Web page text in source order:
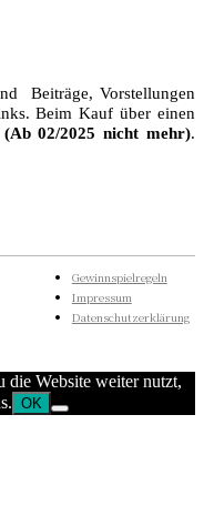
Beiträge, Vorstellungen
Beim Kauf über einen
(Ab 02/2025 nicht mehr).
Gewinnspielregeln
Impressum
Datenschutzerklärung
die Website weiter nutzt,
OK